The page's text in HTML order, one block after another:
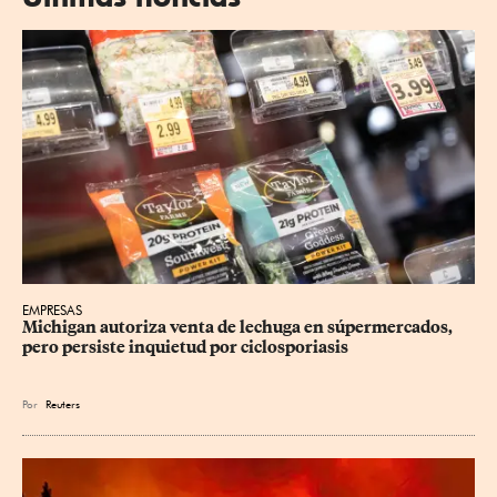
EMPRESAS
Michigan autoriza venta de lechuga en súpermercados,
pero persiste inquietud por ciclosporiasis
Por Reuters